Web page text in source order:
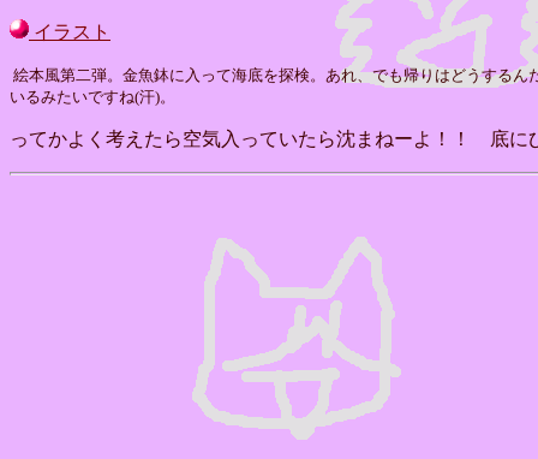
イラスト
絵本風第二弾。金魚鉢に入って海底を探検。あれ、でも帰りはどうす
いるみたいですね(汗)。
ってかよく考えたら空気入っていたら沈まねーよ！！ 底